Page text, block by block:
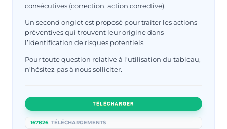
consécutives (correction, action corrective).
Un second onglet est proposé pour traiter les actions
préventives qui trouvent leur origine dans
l’identification de risques potentiels.
Pour toute question relative à l’utilisation du tableau,
n’hésitez pas à nous solliciter.
TÉLÉCHARGER
167826 TÉLÉCHARGEMENTS